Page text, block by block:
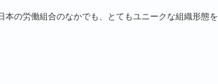
の労働組合のなかでも、とてもユニークな組織形態を